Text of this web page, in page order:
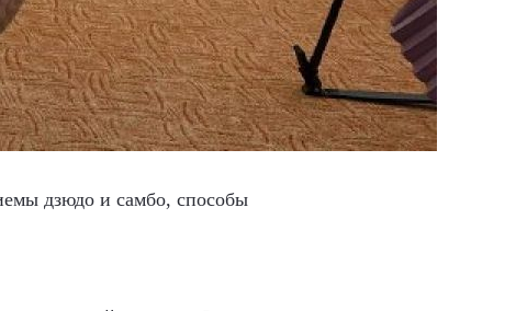
дзюдо и самбо, способы